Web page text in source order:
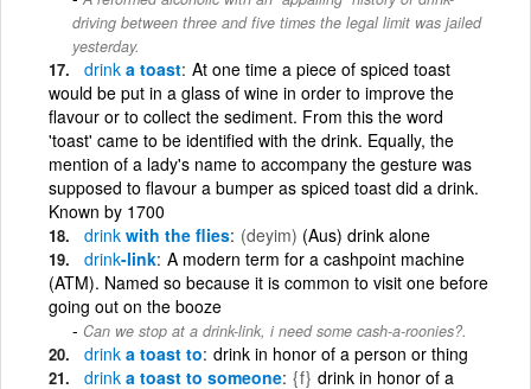
driving between three and five times the legal limit was jailed
yesterday.
drink a toast At one time a piece of spiced toast
would be put in a glass of wine in order to improve the
flavour or to collect the sediment. From this the word
'toast' came to be identified with the drink. Equally, the
mention of a lady's name to accompany the gesture was
supposed to flavour a bumper as spiced toast did a drink.
Known by 1700
drink with the flies (deyim) (Aus) drink alone
drink-link A modern term for a cashpoint machine
(ATM). Named so because it is common to visit one before
going out on the booze
Can we stop at a drink-link, i need some cash-a-roonies?.
drink a toast to drink in honor of a person or thing
drink a toast to someone {f} drink in honor of a